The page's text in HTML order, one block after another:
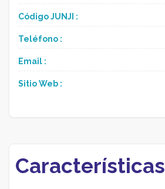
Código JUNJI :
Teléfono :
Email :
Sitio Web :
Características